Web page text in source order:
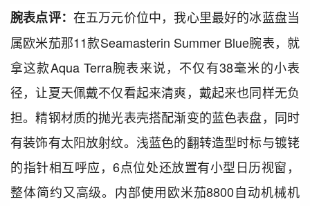
腕表点评： 在五万元价位中，我心里最好的冰蓝盘当
属欧米茄那11款Seamasterin Summer Blue腕表，就
拿这款Aqua Terra腕表来说，不仅有38毫米的小表
径，让夏天佩戴不仅看起来清爽，戴起来也同样无负
担。精钢材质的抛光表壳搭配渐变的蓝色表盘，同时
有装饰有太阳放射纹。浅蓝色的翻转造型时标与镀铑
的指针相互呼应，6点位处还放置有小型日历视窗，
整体简约又高级。内部使用欧米茄8800自动机械机